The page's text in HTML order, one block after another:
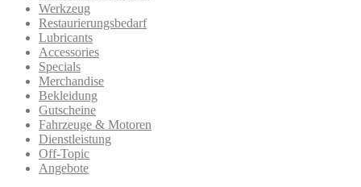
Werkzeug
Restaurierungsbedarf
Lubricants
Accessories
Specials
Merchandise
Bekleidung
Gutscheine
Fahrzeuge & Motoren
Dienstleistung
Off-Topic
Angebote